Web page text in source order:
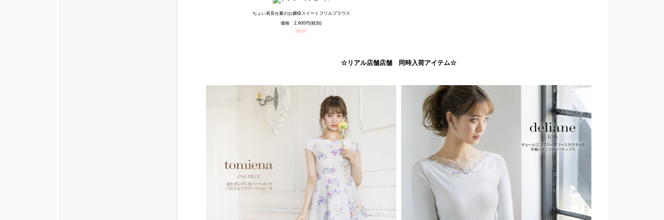
ちょい肩見せ夏のお嬢様スイートフリルブラウス
価格 2,900円(税別)
NEW
☆リアル店舗店舗 同時入荷アイテム☆